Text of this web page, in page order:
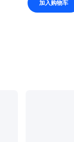
加入购物车